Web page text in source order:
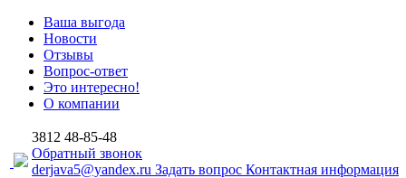
Ваша выгода
Новости
Отзывы
Вопрос-ответ
Это интересно!
О компании
3812 48-85-48
Обратный звонок
derjava5@yandex.ru Задать вопрос Контактная информация